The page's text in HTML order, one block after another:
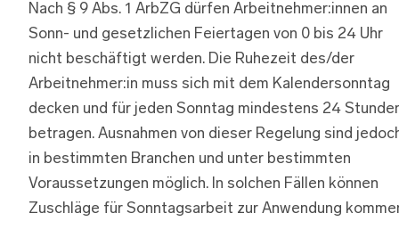
Nach § 9 Abs. 1 ArbZG dürfen Arbeitnehmer:innen an
Sonn- und gesetzlichen Feiertagen von 0 bis 24 Uhr
nicht beschäftigt werden. Die Ruhezeit des/der
Arbeitnehmer:in muss sich mit dem Kalendersonntag
decken und für jeden Sonntag mindestens 24
betragen. Ausnahmen von dieser Regelung sind
in bestimmten Branchen und unter bestimmten
Voraussetzungen möglich. In solchen Fällen können
Zuschläge für Sonntagsarbeit zur Anwendung